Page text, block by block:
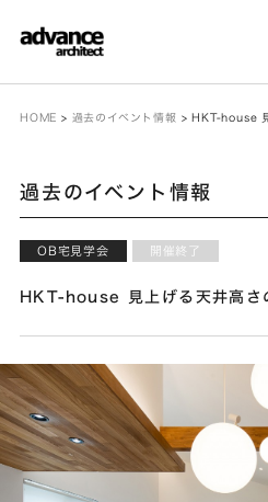
HOME > 過去のイベント情報 > HKT-house
過去のイベント情報
OB宅見学会 開催終了
HKT-house 見上げる天井高さ